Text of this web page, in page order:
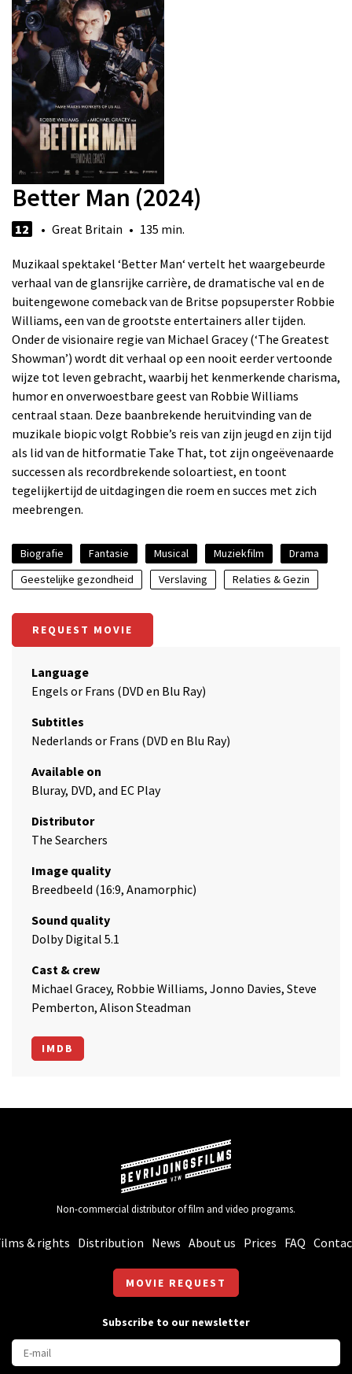
Better Man (2024)
12 • Great Britain • 135 min.
Muzikaal spektakel ‘Better Man‘ vertelt het waargebeurde
verhaal van de glansrijke carrière, de dramatische val en de
buitengewone comeback van de Britse popsuperster Robbie
Williams, een van de grootste entertainers aller tijden.
Onder de visionaire regie van Michael Gracey (‘The Greatest
Showman’) wordt dit verhaal op een nooit eerder vertoonde
wijze tot leven gebracht, waarbij het kenmerkende charisma,
humor en onverwoestbare geest van Robbie Williams
centraal staan. Deze baanbrekende heruitvinding van de
muzikale biopic volgt Robbie’s reis van zijn jeugd en zijn tijd
als lid van de hitformatie Take That, tot zijn ongeëvenaarde
successen als recordbrekende soloartiest, en toont
tegelijkertijd de uitdagingen die roem en succes met zich
meebrengen.
Biografie Fantasie Musical Muziekfilm
Drama
Geestelijke gezondheid
Verslaving Relaties & Gezin
REQUEST MOVIE
Language
Engels or Frans (DVD en Blu Ray)
Subtitles
Nederlands or Frans (DVD en Blu Ray)
Available on
Bluray, DVD, and EC Play
Distributor
The Searchers
Image quality
Breedbeeld (16:9, Anamorphic)
Sound quality
Dolby Digital 5.1
Cast & crew
Michael Gracey, Robbie Williams, Jonno Davies, Steve
Pemberton, Alison Steadman
IMDB
Non-commercial distributor of film and video programs.
& rights Distribution News About us Prices FAQ
MOVIE REQUEST
Subscribe to our newsletter